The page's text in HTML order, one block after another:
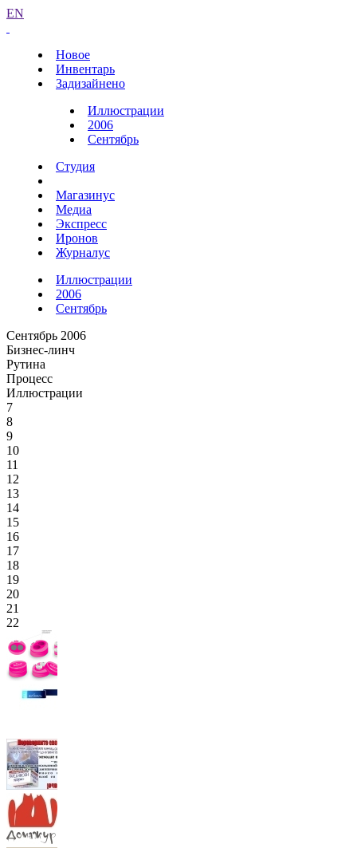
EN
Новое
Инвентарь
Задизайнено
Иллюстрации
2006
Сентябрь
Студия
Магазинус
Медиа
Экспресс
Иронов
Журналус
Иллюстрации
2006
Сентябрь
Сентябрь 2006
Бизнес-линч
Рутина
Процесс
Иллюстрации
7
8
9
10
11
12
13
14
15
16
17
18
19
20
21
22